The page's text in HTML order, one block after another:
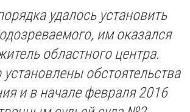
удалось установить
им оказался
областного центра.
обстоятельства
и в начале февраля 2016